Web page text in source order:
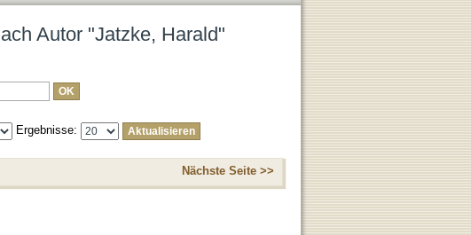
Autor "Jatzke, Harald"
Ergebnisse:
Nächste Seite >>